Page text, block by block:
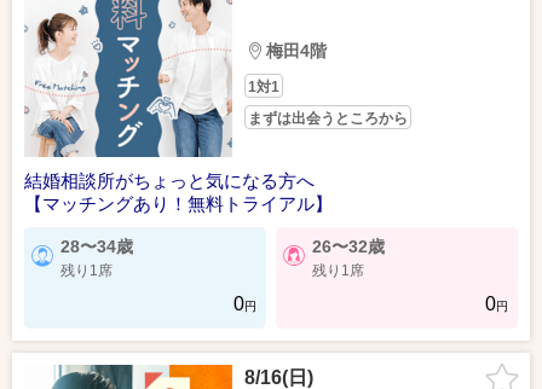
梅田4階
1対1
まずは出会うところから
結婚相談所がちょっと気になる方へ
【マッチングあり！無料トライアル】
28〜34歳
残り1席
0円
26〜32歳
残り1席
0円
8/16(日)